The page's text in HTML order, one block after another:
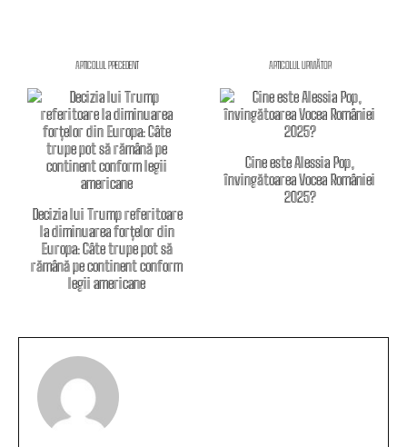
ARTICOLUL PRECEDENT
Decizia lui Trump referitoare
la diminuarea forțelor din
Europa: Câte trupe pot să
rămână pe continent conform
legii americane
ARTICOLUL URMĂTOR
Cine este Alessia Pop,
învingătoarea Vocea României
2025?